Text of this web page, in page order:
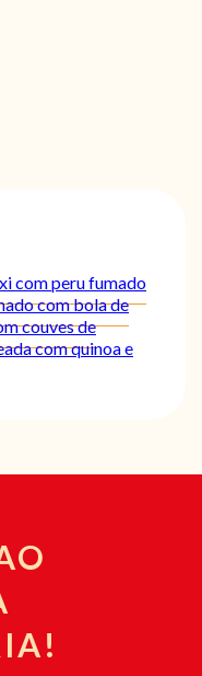
com peru fumado
com bola de
couves de
com quinoa e